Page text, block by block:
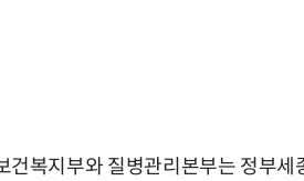
건복지부와 질병관리본부는 정부세